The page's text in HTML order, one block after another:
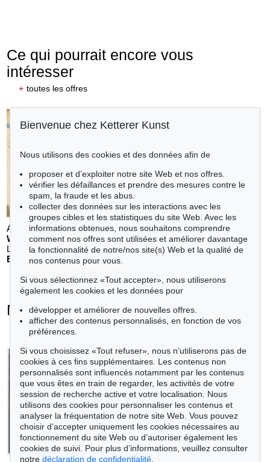
Ce qui pourrait encore vous
intéresser
+ toutes les offres
Auction 611 - Lot 123000200
WILLI BAUMEISTER
Landschaft mit rotem Bogen (Sommerfest) , 1948
Estimation:€ 70,000
Morris Louis - Objets vendus
toutes les offres
Bienvenue chez Ketterer Kunst
Nous utilisons des cookies et des données afin de
proposer et d’exploiter notre site Web et nos offres.
vérifier les défaillances et prendre des mesures contre le
spam, la fraude et les abus.
collecter des données sur les interactions avec les
groupes cibles et les statistiques du site Web. Avec les
informations obtenues, nous souhaitons comprendre
comment nos offres sont utilisées et améliorer davantage
la fonctionnalité de notre/nos site(s) Web et la qualité de
nos contenus pour vous.
Si vous sélectionnez «Tout accepter», nous utiliserons
également les cookies et les données pour
développer et améliorer de nouvelles offres.
afficher des contenus personnalisés, en fonction de vos
préférences.
Si vous choisissez «Tout refuser», nous n’utiliserons pas de
cookies à ces fins supplémentaires. Les contenus non
personnalisés sont influencés notamment par les contenus
que vous êtes en train de regarder, les activités de votre
session de recherche active et votre localisation. Nous
utilisons des cookies pour personnaliser les contenus et
analyser la fréquentation de notre site Web. Vous pouvez
choisir d’accepter uniquement les cookies nécessaires au
fonctionnement du site Web ou d’autoriser également les
cookies de suivi. Pour plus d’informations, veuillez consulter
notre déclaration de confidentialité